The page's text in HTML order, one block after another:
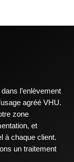
l’enlèvement
agréé VHU.
zone
et
à chaque client.
un traitement